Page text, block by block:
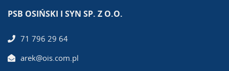
PSB OSIŃSKI I SYN SP. Z O.O.
71 796 29 64
arek@ois.com.pl